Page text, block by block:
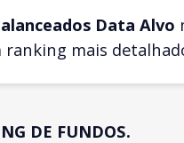
Data Alvo
ranking mais
DE FUNDOS.